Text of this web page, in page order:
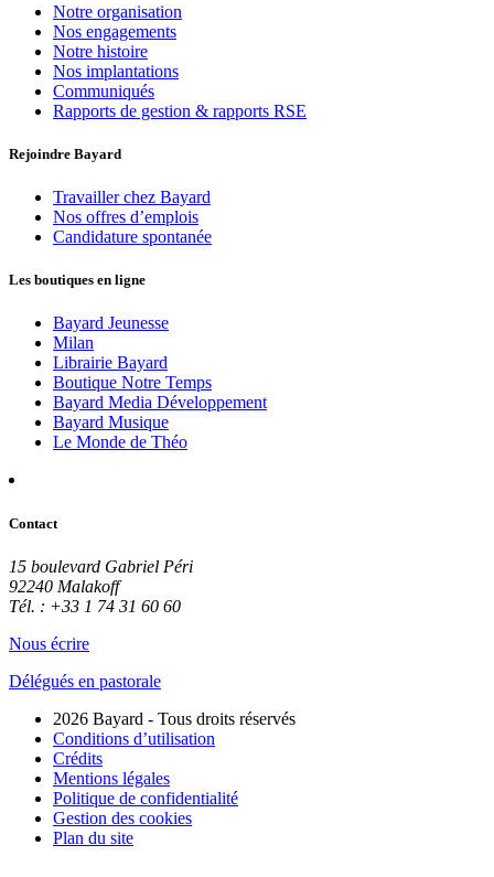
Notre organisation
Nos engagements
Notre histoire
Nos implantations
Communiqués
Rapports de gestion & rapports RSE
Rejoindre Bayard
Travailler chez Bayard
Nos offres d’emplois
Candidature spontanée
Les boutiques en ligne
Bayard Jeunesse
Milan
Librairie Bayard
Boutique Notre Temps
Bayard Media Développement
Bayard Musique
Le Monde de Théo
Contact
15 boulevard Gabriel Péri
92240 Malakoff
Tél. : +33 1 74 31 60 60
Nous écrire
Délégués en pastorale
2026 Bayard - Tous droits réservés
Conditions d’utilisation
Crédits
Mentions légales
Politique de confidentialité
Gestion des cookies
Plan du site